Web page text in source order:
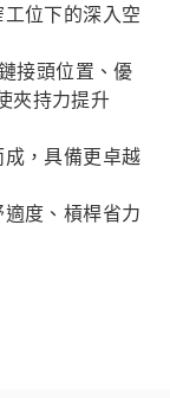
位下的深入空
接頭位置、優
夾持力提升
成，具備更卓越
度、槓桿省力